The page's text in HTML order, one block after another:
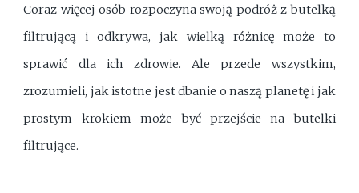
Coraz więcej osób rozpoczyna swoją podróż z butelką
filtrującą i odkrywa, jak wielką różnicę może to
sprawić dla ich zdrowie. Ale przede wszystkim,
zrozumieli, jak istotne jest dbanie o naszą planetę i jak
prostym krokiem może być przejście na butelki
filtrujące.